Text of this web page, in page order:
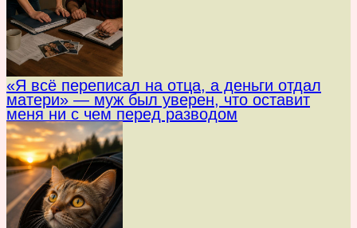
«Я всё переписал на отца, а деньги отдал
матери» — муж был уверен, что оставит
меня ни с чем перед разводом